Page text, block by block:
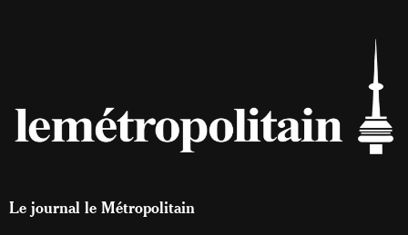
Le journal le Métropolitain